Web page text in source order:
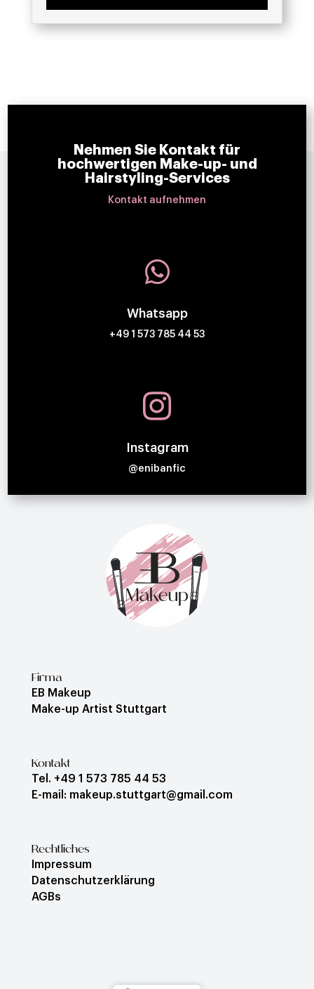
Nehmen Sie Kontakt für
hochwertigen Make-up- und
Hairstyling-Services
Kontakt aufnehmen

Whatsapp
+49 1 573 785 44 53

Instagram
@enibanfic
Firma
EB Makeup
Make-up Artist Stuttgart
Kontakt
Tel. +49 1 573 785 44 53
E-mail: makeup.stuttgart@gmail.com
Rechtliches
Impressum
Datenschutzerklärung
AGBs